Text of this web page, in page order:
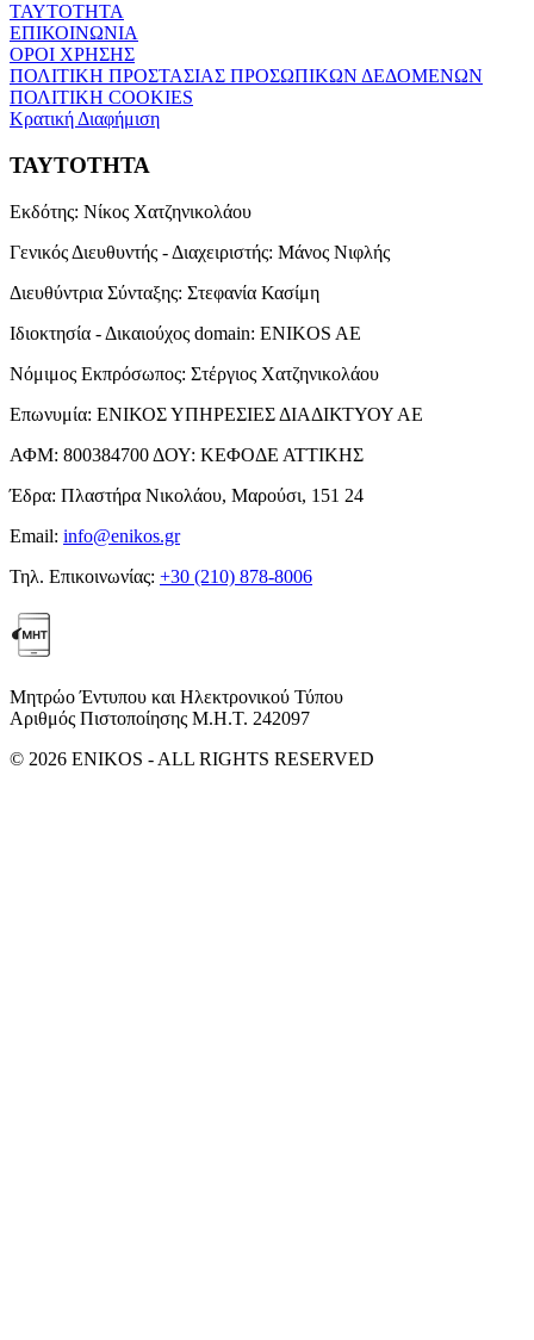
ΤΑΥΤΟΤΗΤΑ
ΕΠΙΚΟΙΝΩΝΙΑ
ΟΡΟΙ ΧΡΗΣΗΣ
ΠΟΛΙΤΙΚΗ ΠΡΟΣΤΑΣΙΑΣ ΠΡΟΣΩΠΙΚΩΝ ΔΕΔΟΜΕΝΩΝ
ΠΟΛΙΤΙΚΗ COOKIES
Κρατική Διαφήμιση
ΤΑΥΤΟΤΗΤΑ
Εκδότης: Νίκος Χατζηνικολάου
Γενικός Διευθυντής - Διαχειριστής: Μάνος Νιφλής
Διευθύντρια Σύνταξης: Στεφανία Κασίμη
Ιδιοκτησία - Δικαιούχος domain: ENIKOS AE
Νόμιμος Εκπρόσωπος: Στέργιος Χατζηνικολάου
Επωνυμία: ΕΝΙΚΟΣ ΥΠΗΡΕΣΙΕΣ ΔΙΑΔΙΚΤΥΟΥ ΑΕ
ΑΦΜ: 800384700 ΔΟΥ: ΚΕΦΟΔΕ ΑΤΤΙΚΗΣ
Έδρα: Πλαστήρα Νικολάου, Μαρούσι, 151 24
Email: info@enikos.gr
Τηλ. Επικοινωνίας: +30 (210) 878-8006
Μητρώο Έντυπου και Ηλεκτρονικού Τύπου
Αριθμός Πιστοποίησης Μ.Η.Τ. 242097
© 2026 ENIKOS - ALL RIGHTS RESERVED